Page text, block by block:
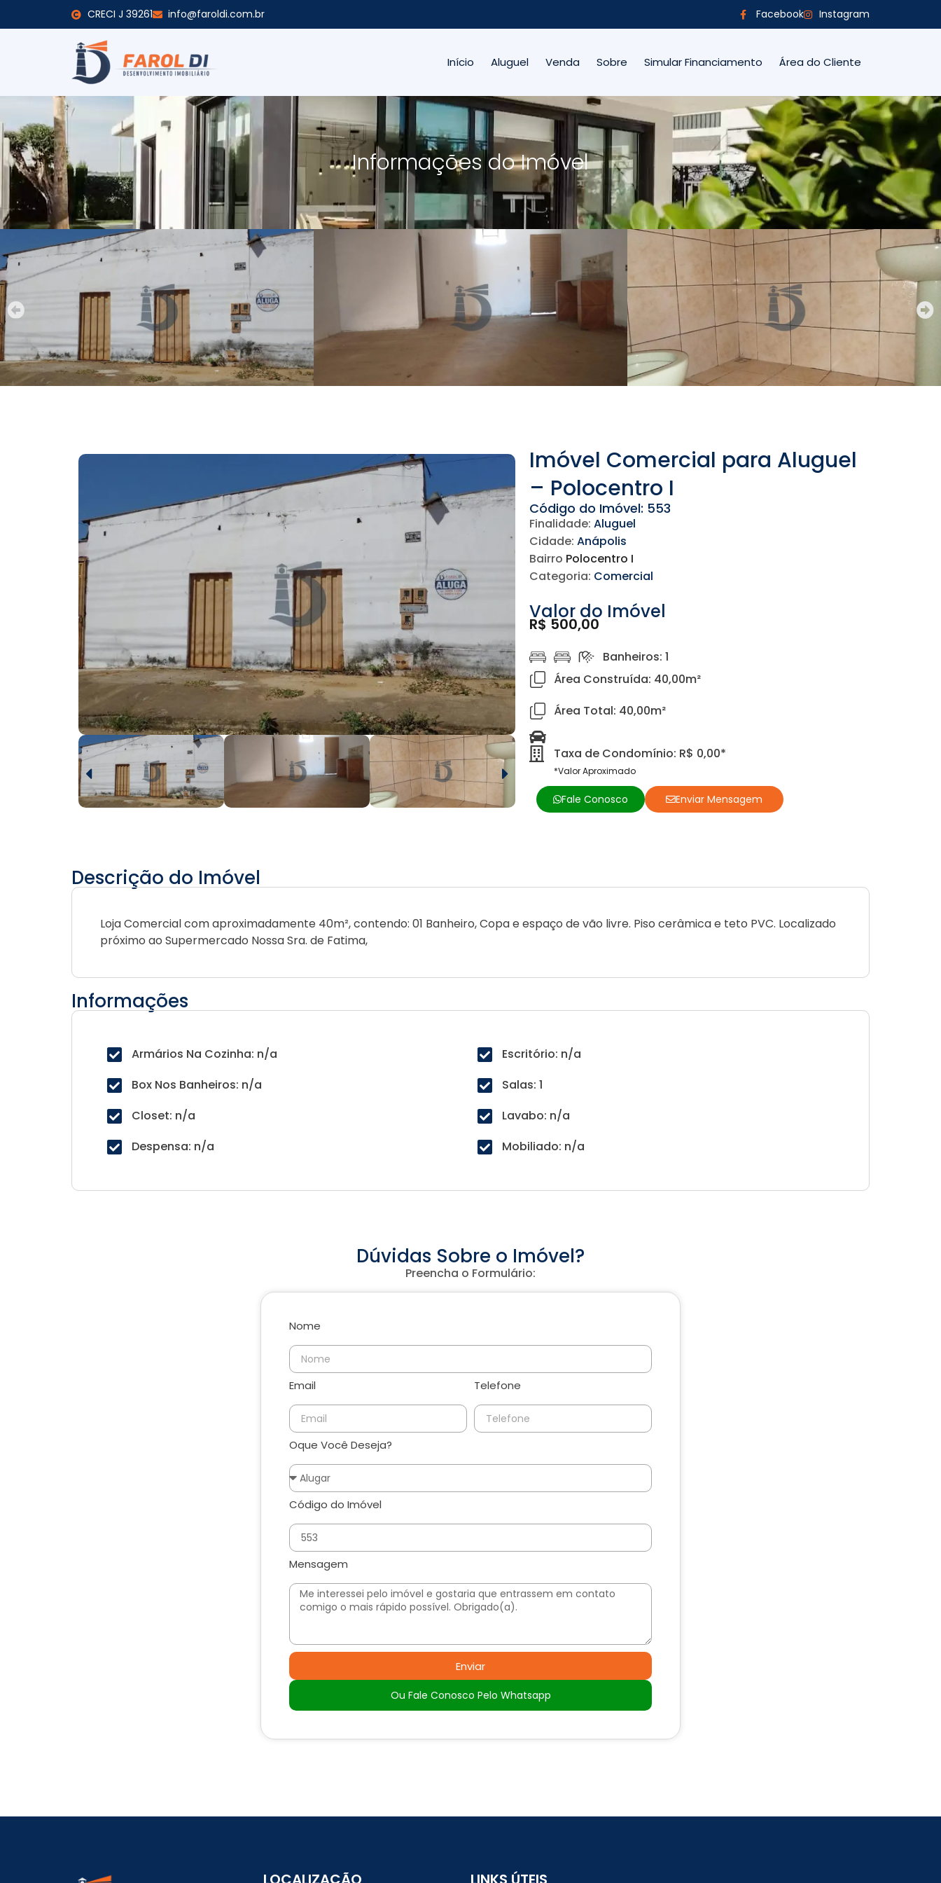
CRECI J 39261 info@faroldi.com.br Facebook Instagram
Início Aluguel Venda Sobre Simular Financiamento Área do Cliente
Informações do Imóvel
Imóvel Comercial para Aluguel
– Polocentro I
Código do Imóvel: 553
Finalidade: Aluguel
Cidade: Anápolis
Bairro Polocentro I
Categoria: Comercial
Valor do Imóvel
R$ 500,00
Banheiros: 1
Área Construída: 40,00m²
Área Total: 40,00m²
Taxa de Condomínio: R$ 0,00*
*Valor Aproximado
Fale Conosco Enviar Mensagem
Descrição do Imóvel
Loja Comercial com aproximadamente 40m², contendo: 01 Banheiro, Copa e espaço de vão livre. Piso cerâmica e teto PVC. Localizado
próximo ao Supermercado Nossa Sra. de Fatima,
Informações
Armários Na Cozinha: n/a
Box Nos Banheiros: n/a
Closet: n/a
Despensa: n/a
Escritório: n/a
Salas: 1
Lavabo: n/a
Mobiliado: n/a
Dúvidas Sobre o Imóvel?
Preencha o Formulário:
Nome
Email Telefone
Oque Você Deseja?
Código do Imóvel
Mensagem
Enviar
Ou Fale Conosco Pelo Whatsapp